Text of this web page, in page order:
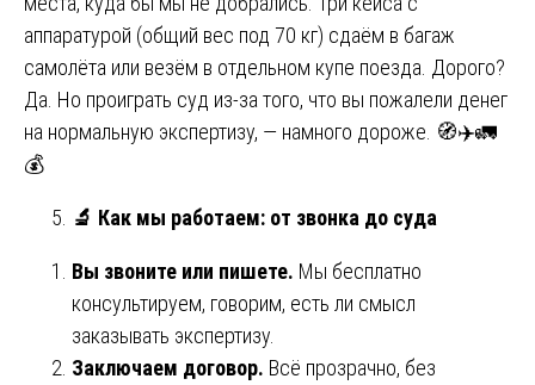
аппаратурой (общий вес под 70 кг) сдаём в багаж
самолёта или везём в отдельном купе поезда. Дорого?
Да. Но проиграть суд из-за того, что вы пожалели денег
на нормальную экспертизу, — намного дороже. 🧭✈️🚛
💰
🔬 Как мы работаем: от звонка до суда
Вы звоните или пишете. Мы бесплатно
консультируем, говорим, есть ли смысл
заказывать экспертизу.
Заключаем договор. Всё прозрачно, без